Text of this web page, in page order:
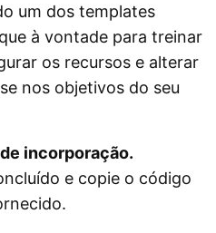
um dos templates
à vontade para treinar
os recursos e alterar
nos objetivos do seu
incorporação.
e copie o código